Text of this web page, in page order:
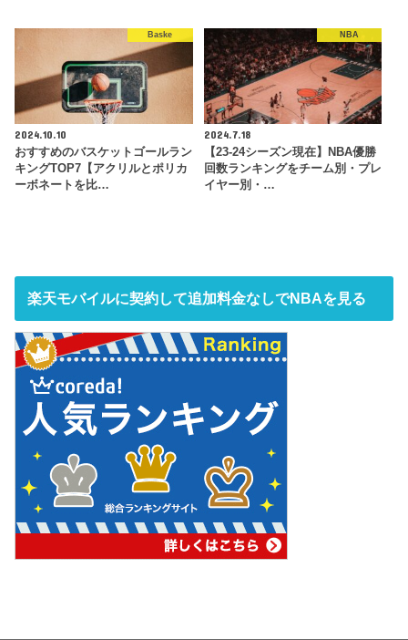
Baske
2024.10.10
おすすめのバスケットゴールラン
キングTOP7【アクリルとポリカ
ーボネートを比…
NBA
2024.7.18
【23-24シーズン現在】NBA優勝
回数ランキングをチーム別・プレ
イヤー別・…
楽天モバイルに契約して追加料金なしでNBAを見る